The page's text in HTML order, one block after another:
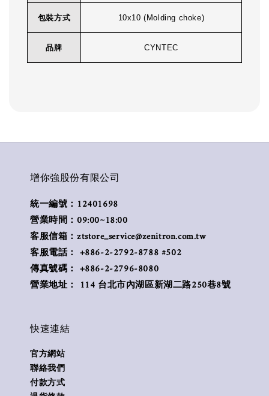
包裝方式 10x10 (Molding choke)
品牌 CYNTEC
增你強股份有限公司
統一編號：12401698
營業時間：09:00~18:00
客服信箱：ztstore_service@zenitron.com.tw
客服電話： +886-2-2792-8788 #502
傳真號碼： +886-2-2796-8080
營業地址： 114 台北市內湖區新湖二路250巷8號
快速連結
官方網站
聯絡我們
付款方式